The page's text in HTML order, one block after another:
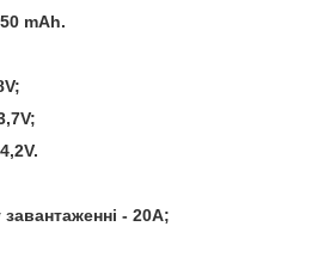
mAh.
- 20A;